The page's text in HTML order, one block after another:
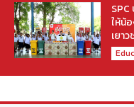
ให้น้
เยา